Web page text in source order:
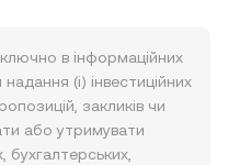
в інформаційних
(i) інвестиційних
закликів чи
або утримувати
бухгалтерських,